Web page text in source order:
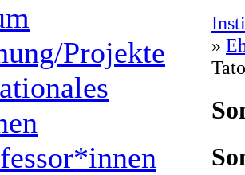
Projekte
»